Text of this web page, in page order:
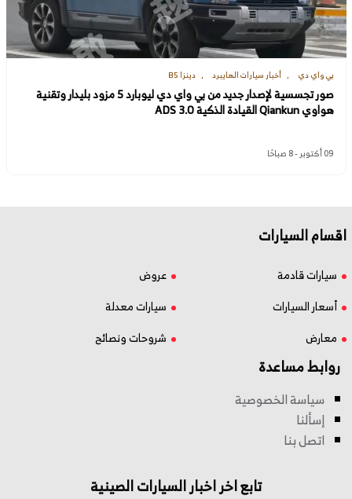
بي واي دي أخبار سيارات الهايبرد دينزا B5
صور تجسسية لإصدار جديد من بي واي دي ليوبارد 5 مزود بليدار وتقنية
هواوي Qiankun القيادة الذكية ADS 3.0
09 أكتوبر - 8 صباحًا
اقسام السيارات
سيارات قادمة
عروض
أسعار السيارات
سيارات معدلة
معارض
شروحات ونصائح
روابط مساعدة
سياسة الخصوصية
إسألنا
اتصل بنا
تابع اخر اخبار السيارات الصينية